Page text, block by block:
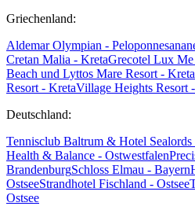
Griechenland:
Aldemar Olympian - Peloponnes
Cretan Malia - KretaGrecotel Lux
Beach und Lyttos Mare Resort - Kreta
Resort - KretaVillage Heights Resort
Deutschland:
Tennisclub Baltrum & Hotel Sealords
Health & Balance - Ostwestfalen
BrandenburgSchloss Elmau - Bayern
OstseeStrandhotel Fischland - Ostsee
Ostsee